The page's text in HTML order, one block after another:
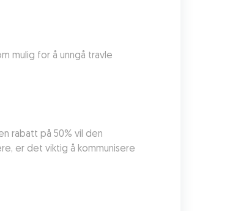
mulig for å unngå travle
rabatt på 50% vil den
er det viktig å kommunisere